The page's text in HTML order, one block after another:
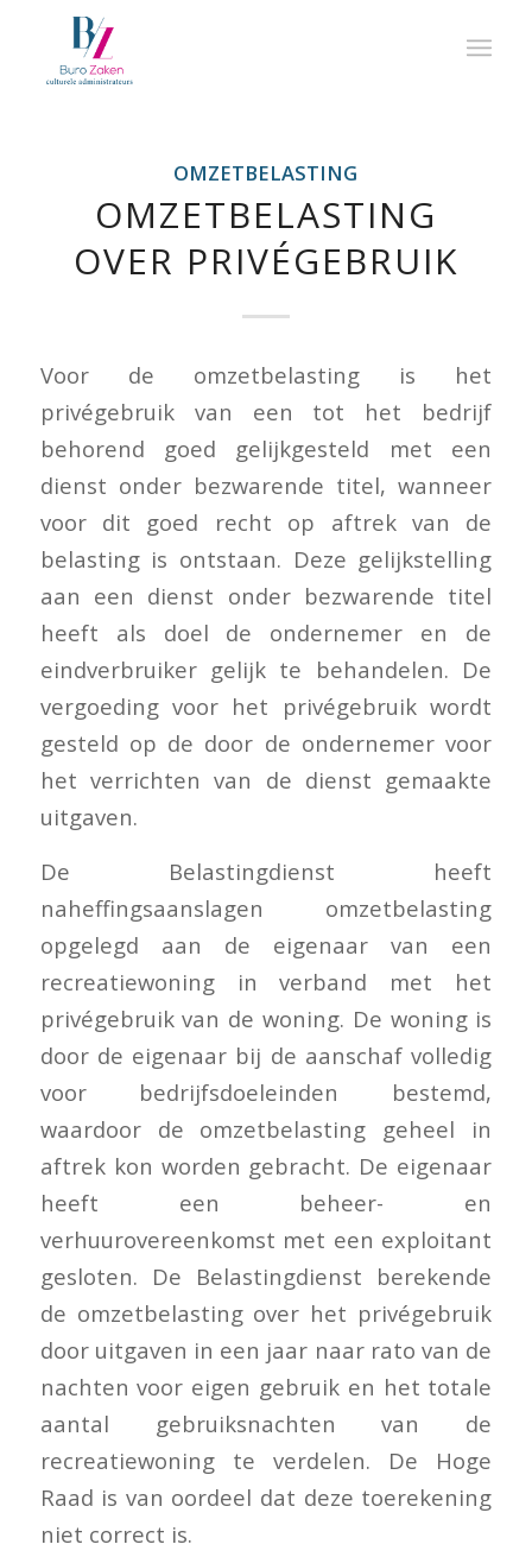
OMZETBELASTING
OMZETBELASTING
OVER PRIVÉGEBRUIK
Voor de omzetbelasting is het
privégebruik van een tot het bedrijf
behorend goed gelijkgesteld met een
dienst onder bezwarende titel, wanneer
voor dit goed recht op aftrek van de
belasting is ontstaan. Deze gelijkstelling
aan een dienst onder bezwarende titel
heeft als doel de ondernemer en de
eindverbruiker gelijk te behandelen. De
vergoeding voor het privégebruik wordt
gesteld op de door de ondernemer voor
het verrichten van de dienst gemaakte
uitgaven.
De Belastingdienst heeft
naheffingsaanslagen omzetbelasting
opgelegd aan de eigenaar van een
recreatiewoning in verband met het
privégebruik van de woning. De woning is
door de eigenaar bij de aanschaf volledig
voor bedrijfsdoeleinden bestemd,
waardoor de omzetbelasting geheel in
aftrek kon worden gebracht. De eigenaar
heeft een beheer- en
verhuurovereenkomst met een exploitant
gesloten. De Belastingdienst berekende
de omzetbelasting over het privégebruik
door uitgaven in een jaar naar rato van de
nachten voor eigen gebruik en het totale
aantal gebruiksnachten van de
recreatiewoning te verdelen. De Hoge
Raad is van oordeel dat deze toerekening
niet correct is.